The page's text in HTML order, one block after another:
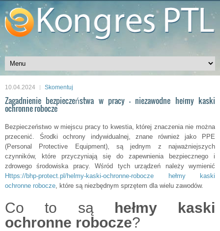
10.04.2024 Skomentuj
Zagadnienie bezpieczeństwa w pracy – niezawodne hełmy kaski
ochronne robocze
Bezpieczeństwo w miejscu pracy to kwestia, której znaczenia nie można
przecenić. Środki ochrony indywidualnej, znane również jako PPE
(Personal Protective Equipment), są jednym z najważniejszych
czynników, które przyczyniają się do zapewnienia bezpiecznego i
zdrowego środowiska pracy. Wśród tych urządzeń należy wymienić
Https://bhp-protect.pl/helmy-kaski-ochronne-robocze hełmy kaski
ochronne robocze , które są niezbędnym sprzętem dla wielu zawodów.
Co to są hełmy kaski
ochronne robocze?